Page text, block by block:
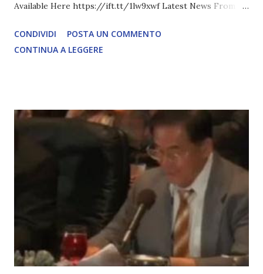
Available Here https://ift.tt/1lw9xwf Latest News From
COMPLETO - fonte
CONDIVIDI
POSTA UN COMMENTO
CONTINUA A LEGGERE